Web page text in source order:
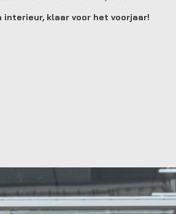
klaar voor het voorjaar!